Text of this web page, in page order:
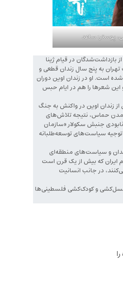
پوستر: ساعد
بازداشت‌شدگان در قیام ژینا
تهران به پنج سال زندان قطعی و
است. او در زندان اوین دوران
شعرها را هم در ایام حبس
نامه‌ای از زندان اوین در واکنش به جنگ
آمدن حماس، نتیجه تلاش‌های
نابودی جنبش سکولار «سازمان
سیاست‌های توسعه‌طلبانه
و سیاست‌های منطقه‌ای
که بیش از یک قرن است
در جانب انسانیت
و کودک‌کشی فلسطینی‌ها